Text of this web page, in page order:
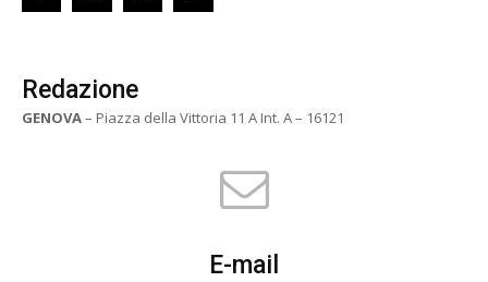
Redazione
GENOVA– Piazza della Vittoria 11 A Int. A – 16121
E-mail